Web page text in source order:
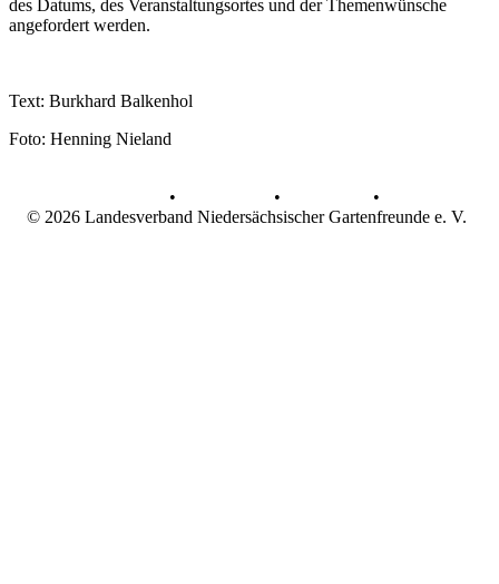
des Datums, des Veranstaltungsortes und der Themenwünsche
angefordert werden.
Text: Burkhard Balkenhol
Foto: Henning Nieland
• •
•
© 2026 Landesverband Niedersächsischer Gartenfreunde e. V.